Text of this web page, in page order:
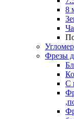
8
Фрезы
С